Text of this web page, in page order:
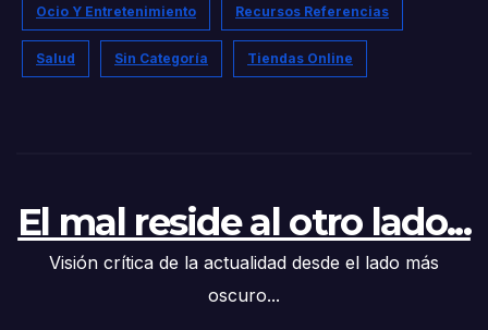
Ocio Y Entretenimiento Recursos Referencias
Salud Sin Categoría Tiendas Online
El mal reside al otro lado...
Visión crítica de la actualidad desde el lado más
oscuro...